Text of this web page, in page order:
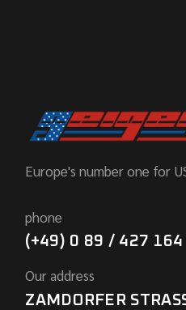
Europe's number one for
phone
(+49) 0 89 / 427 164
Our address
ZAMDORFER